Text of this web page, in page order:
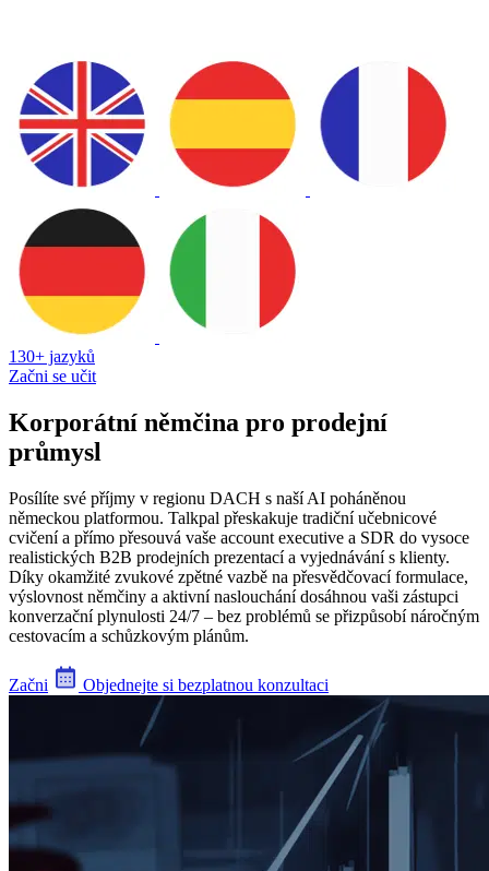
130+ jazyků
Začni se učit
Korporátní němčina pro prodejní
průmysl
Posílíte své příjmy v regionu DACH s naší AI poháněnou
německou platformou. Talkpal přeskakuje tradiční učebnicové
cvičení a přímo přesouvá vaše account executive a SDR do vysoce
realistických B2B prodejních prezentací a vyjednávání s klienty.
Díky okamžité zvukové zpětné vazbě na přesvědčovací formulace,
výslovnost němčiny a aktivní naslouchání dosáhnou vaši zástupci
konverzační plynulosti 24/7 – bez problémů se přizpůsobí náročným
cestovacím a schůzkovým plánům.
Začni Objednejte si bezplatnou konzultaci